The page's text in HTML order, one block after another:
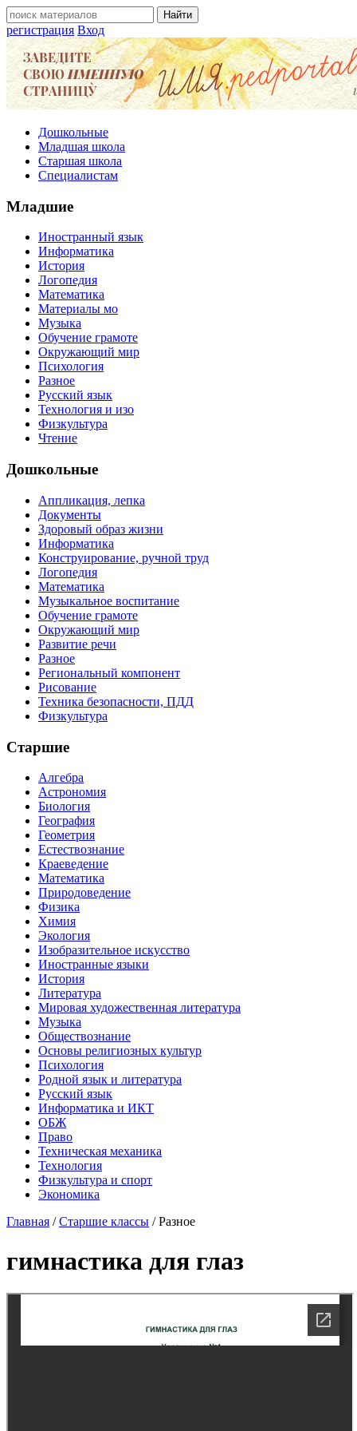
регистрация Вход
Дошкольные
Младшая школа
Старшая школа
Специалистам
Младшие
Иностранный язык
Информатика
История
Логопедия
Математика
Материалы мо
Музыка
Обучение грамоте
Окружающий мир
Психология
Разное
Русский язык
Технология и изо
Физкультура
Чтение
Дошкольные
Аппликация, лепка
Документы
Здоровый образ жизни
Информатика
Конструирование, ручной труд
Логопедия
Математика
Музыкальное воспитание
Обучение грамоте
Окружающий мир
Развитие речи
Разное
Региональный компонент
Рисование
Техника безопасности, ПДД
Физкультура
Старшие
Алгебра
Астрономия
Биология
География
Геометрия
Естествознание
Краеведение
Математика
Природоведение
Физика
Химия
Экология
Изобразительное искусство
Иностранные языки
История
Литература
Мировая художественная литература
Музыка
Обществознание
Основы религиозных культур
Психология
Родной язык и литература
Русский язык
Информатика и ИКТ
ОБЖ
Право
Техническая механика
Технология
Физкультура и спорт
Экономика
Главная /Старшие классы /Разное
гимнастика для глаз